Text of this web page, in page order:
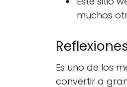
muchos
Es uno de los
convertir a